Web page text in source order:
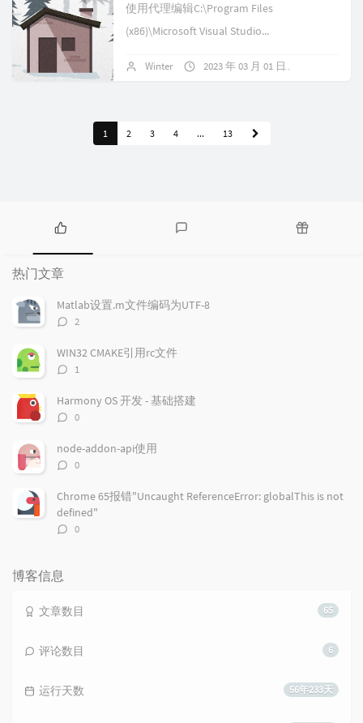
使用代理编辑C:\Program Files
(x86)\Microsoft Visual Studio...
Winter 2023 年 03 月 01 日
1 2 3 4 ... 13
热
门
文
章
论
热门文章
Matlab设置.m文件编码为UTF-8
评
数：
2
WIN32 CMAKE引用rc文件
评
数：
1
Harmony OS 开发 - 基础搭建
评
数：
0
node-addon-api使用
评
数：
0
Chrome 65报错"Uncaught ReferenceError: globalThis is not
defined"
评
0
博客信息
65
文章数目
6
评论数目
56年233天
运行天数